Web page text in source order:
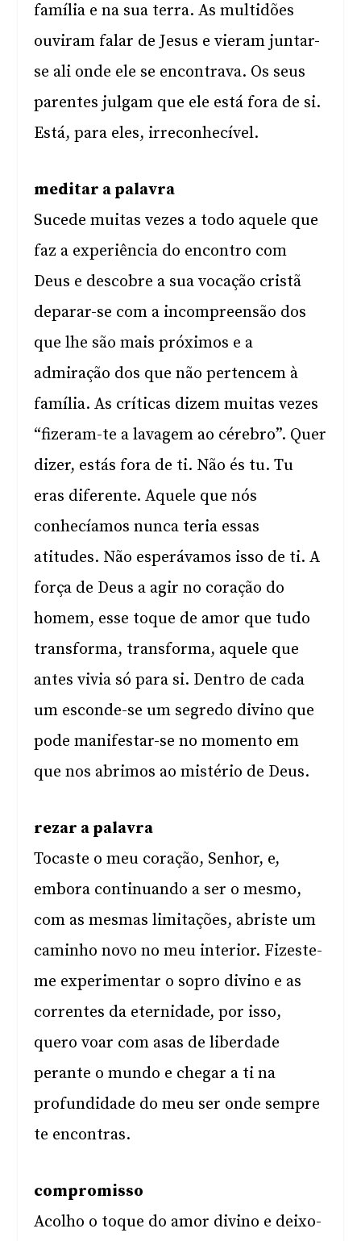
família e na sua terra. As multidões
ouviram falar de Jesus e vieram juntar-
se ali onde ele se encontrava. Os seus
parentes julgam que ele está fora de si.
Está, para eles, irreconhecível.
meditar a palavra
Sucede muitas vezes a todo aquele que
faz a experiência do encontro com
Deus e descobre a sua vocação cristã
deparar-se com a incompreensão dos
que lhe são mais próximos e a
admiração dos que não pertencem à
família. As críticas dizem muitas vezes
“fizeram-te a lavagem ao cérebro”. Quer
dizer, estás fora de ti. Não és tu. Tu
eras diferente. Aquele que nós
conhecíamos nunca teria essas
atitudes. Não esperávamos isso de ti. A
força de Deus a agir no coração do
homem, esse toque de amor que tudo
transforma, transforma, aquele que
antes vivia só para si. Dentro de cada
um esconde-se um segredo divino que
pode manifestar-se no momento em
que nos abrimos ao mistério de Deus.
rezar a palavra
Tocaste o meu coração, Senhor, e,
embora continuando a ser o mesmo,
com as mesmas limitações, abriste um
caminho novo no meu interior. Fizeste-
me experimentar o sopro divino e as
correntes da eternidade, por isso,
quero voar com asas de liberdade
perante o mundo e chegar a ti na
profundidade do meu ser onde sempre
te encontras.
compromisso
Acolho o toque do amor divino e deixo-